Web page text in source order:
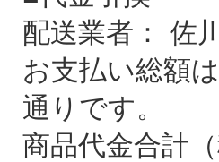
配送業者： 佐
お支払い総額
通りです。
商品代金合計（